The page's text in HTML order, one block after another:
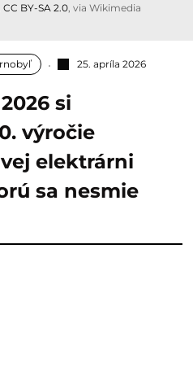
CC BY-SA 2.0 , via Wikimedia
25. apríla 2026
si
výročie
elektrárni
sa nesmie